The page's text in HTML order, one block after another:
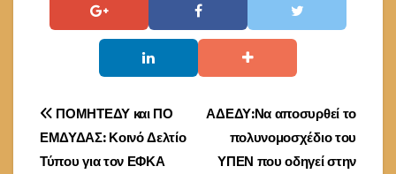
Πλοήγηση
άρθρων
ΑΔΕΔΥ:Να αποσυρθεί το
πολυνομοσχέδιο του
ΥΠΕΝ που οδηγεί στην
ΠΟΜΗΤΕΔΥ και ΠΟ
ΕΜΔΥΔΑΣ: Κοινό Δελτίο
Τύπου για τον ΕΦΚΑ